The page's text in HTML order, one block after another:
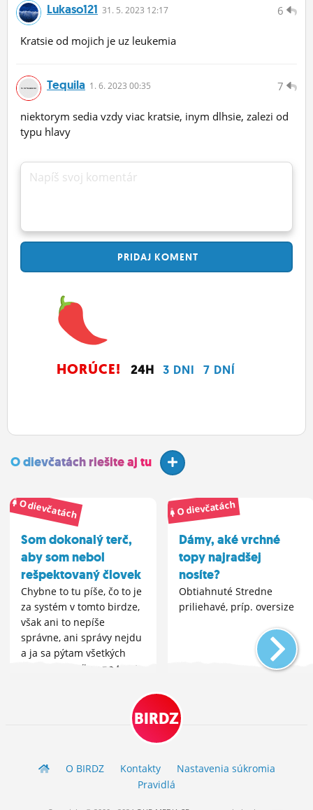
6
Lukaso121 31. 5. 2023 12:17
Kratsie od mojich je uz leukemia
7
Tequila 1. 6. 2023 00:35
niektorym sedia vzdy viac kratsie, inym dlhsie, zalezi od
typu hlavy
Napíš svoj komentár
PRIDAJ KOMENT
HORÚCE! 24H 3 DNI 7 DNÍ
O dievčatách riešite aj tu
O dievčatách
Som dokonalý terč,
aby som nebol
rešpektovaný človek
Chybne to tu píše, čo to je
za systém v tomto birdze,
však ani to nepíše
správne, ani správy nejdu
a ja sa pýtam všetkých
týchto osadníkov na tomto
O dievčatách
Dámy, aké vrchné
topy najradšej
nosíte?
Obtiahnuté Stredne
priliehavé, príp. oversize
BIRDZ
O BIRDZ Kontakty
Nastavenia súkromia
Pravidlá